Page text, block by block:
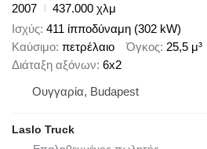
2007
437.000 χλμ
Ισχύς 411 ίπποδύναμη (302 kW)
Καύσιμο πετρέλαιο Όγκος 25,5 μ³
Διάταξη αξόνων 6x2
Ουγγαρία, Budapest
Laslo Truck